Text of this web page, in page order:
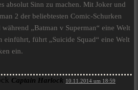
absolut Sinn zu machen. Mit Joker und
2 der beliebtesten Comic-Schurken
„Batman v Superman“ eine Welt
einführt, führt „Suicide Squad“ eine Welt
ein.
Captain Harlock 10.11.2014 um 18:59